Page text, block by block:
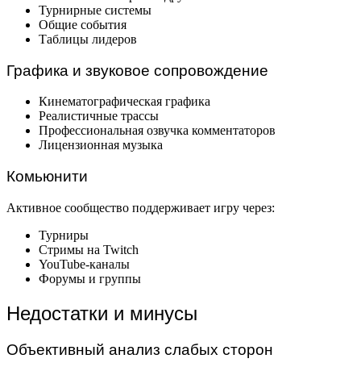
Турнирные системы
Общие события
Таблицы лидеров
Графика и звуковое сопровождение
Кинематографическая графика
Реалистичные трассы
Профессиональная озвучка комментаторов
Лицензионная музыка
Комьюнити
Активное сообщество поддерживает игру через:
Турниры
Стримы на Twitch
YouTube-каналы
Форумы и группы
Недостатки и минусы
Объективный анализ слабых сторон